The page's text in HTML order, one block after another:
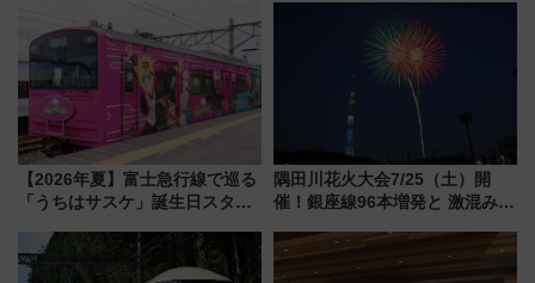
【2026年夏】富士急行線で巡る
「うちはサスケ」誕生日スタン
定グルメ＆グッズ徹底ガイド
隅田川花火大会7/25（土）開
催！銀座線96本増発と 激混みの
アクセス攻略法、2万発の花火が
都心の夜に！